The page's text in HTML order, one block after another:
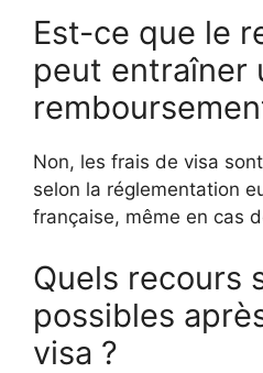
Est-ce que le
peut entraîner
Non, les frais de visa
selon la réglementation
française, même en cas
Quels recours
possibles
visa ?